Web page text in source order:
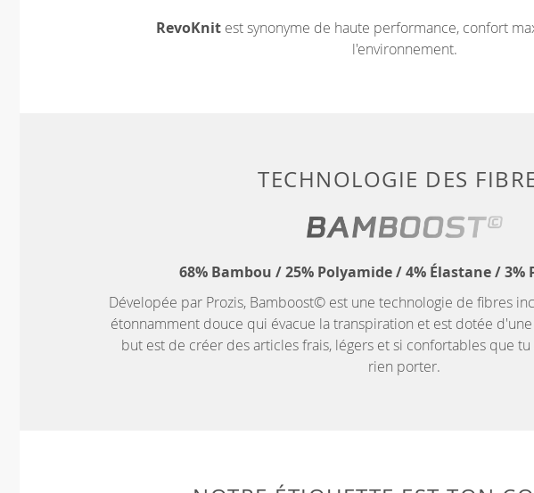
RevoKnitest synonyme de haute performance, confort
l'environnement.
TECHNOLOGIE DES
68% Bambou / 25% Polyamide / 4% Élastane / 3%
Dévelopée par Prozis, Bamboost© est une technologie de fibres
étonnamment douce qui évacue la transpiration et est dotée
but est de créer des articles frais, légers et si confortables que
rien porter.